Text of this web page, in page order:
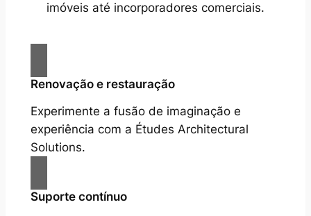
imóveis até incorporadores comerciais.
Renovação e restauração
Experimente a fusão de imaginação e
experiência com a Études Architectural
Solutions.
Suporte contínuo